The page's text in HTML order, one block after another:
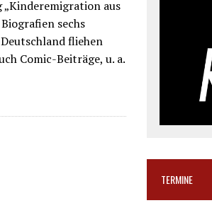
aus
sechs
fliehen
Comic-Beiträge, u. a.
TERMINE